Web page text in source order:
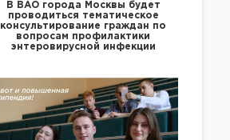
В ВАО города Москвы будет
проводиться тематическое
консультирование граждан по
вопросам профилактики
энтеровирусной инфекции